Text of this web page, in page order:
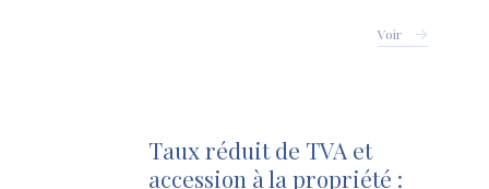
Voir
Taux réduit de TVA et
accession à la propriété :